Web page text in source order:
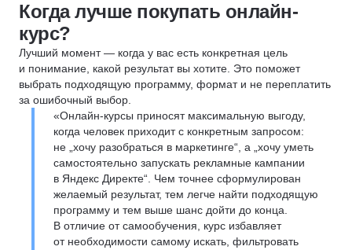
Когда лучше покупать онлайн-
курс?
Лучший момент — когда у вас есть конкретная цель
и понимание, какой результат вы хотите. Это поможет
выбрать подходящую программу, формат и не переплатить
за ошибочный выбор.
«Онлайн-курсы приносят максимальную выгоду,
когда человек приходит с конкретным запросом:
не „хочу разобраться в маркетинге“, а „хочу уметь
самостоятельно запускать рекламные кампании
в Яндекс Директе“. Чем точнее сформулирован
желаемый результат, тем легче найти подходящую
программу и тем выше шанс дойти до конца.
В отличие от самообучения, курс избавляет
от необходимости самому искать, фильтровать